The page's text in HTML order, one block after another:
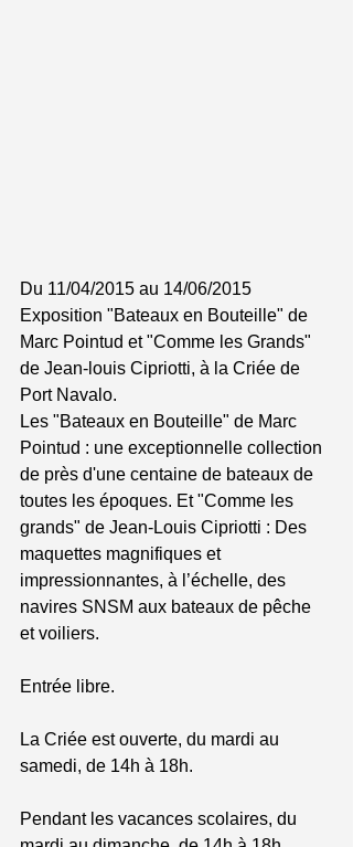
Du 11/04/2015 au 14/06/2015
Exposition "Bateaux en Bouteille" de
Marc Pointud et "Comme les Grands"
de Jean-louis Cipriotti, à la Criée de
Port Navalo.
Les "Bateaux en Bouteille" de Marc
Pointud : une exceptionnelle collection
de près d'une centaine de bateaux de
toutes les époques. Et "Comme les
grands" de Jean-Louis Cipriotti : Des
maquettes magnifiques et
impressionnantes, à l’échelle, des
navires SNSM aux bateaux de pêche
et voiliers.
Entrée libre.
La Criée est ouverte, du mardi au
samedi, de 14h à 18h.
Pendant les vacances scolaires, du